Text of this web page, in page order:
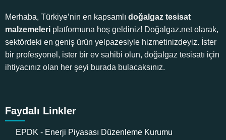
Merhaba, Türkiye’nin en kapsamlı doğalgaz tesisat
malzemeleriplatformuna hoş geldiniz! Doğalgaz.net olarak,
sektördeki en geniş ürün yelpazesiyle hizmetinizdeyiz. İster
bir profesyonel, ister bir ev sahibi olun, doğalgaz tesisatı için
ihtiyacınız olan her şeyi burada bulacaksınız.
Faydalı Linkler
EPDK - Enerji Piyasası Düzenleme Kurumu